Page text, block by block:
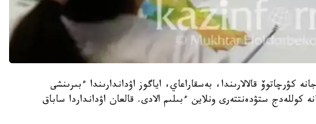
سەمەي جانە كۋرچاتوۆ قالالارىندا، بەسقاراعاي، اياگوز اۋداندارىندا ءبىرىنشى
جانە كوللەدج ستۋدەنتتەرى ونلاين ءبىلىم الادى. قالعان اۋدانداردا ساباق